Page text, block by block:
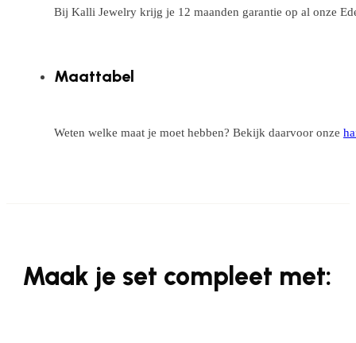
Bij Kalli Jewelry krijg je 12 maanden garantie op al onze
Maattabel
Weten welke maat je moet hebben? Bekijk daarvoor onze
Maak je set compleet met: